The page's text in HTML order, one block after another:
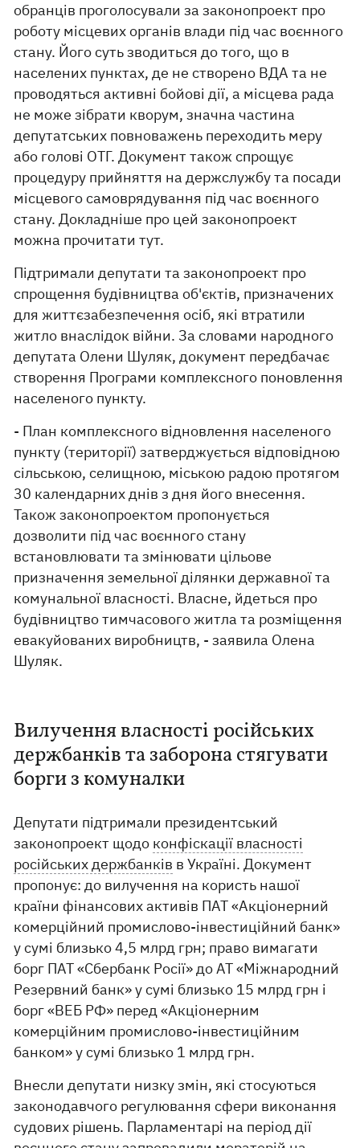
обранців проголосували за законопроект про
роботу місцевих органів влади під час воєнного
стану. Його суть зводиться до того, що в
населених пунктах, де не створено ВДА та не
проводяться активні бойові дії, а місцева рада
не може зібрати кворум, значна частина
депутатських повноважень переходить меру
або голові ОТГ. Документ також спрощує
процедуру прийняття на держслужбу та посади
місцевого самоврядування під час воєнного
стану. Докладніше про цей законопроект
можна прочитати тут.
Підтримали депутати та законопроект про
спрощення будівництва об'єктів, призначених
для життєзабезпечення осіб, які втратили
житло внаслідок війни. За словами народного
депутата Олени Шуляк, документ передбачає
створення Програми комплексного поновлення
населеного пункту.
- План комплексного відновлення населеного
пункту (території) затверджується відповідною
сільською, селищною, міською радою протягом
30 календарних днів з дня його внесення.
Також законопроектом пропонується
дозволити під час воєнного стану
встановлювати та змінювати цільове
призначення земельної ділянки державної та
комунальної власності. Власне, йдеться про
будівництво тимчасового житла та розміщення
евакуйованих виробництв, - заявила Олена
Шуляк.
Вилучення власності російських
держбанків та заборона стягувати
борги з комуналки
Депутати підтримали президентський
законопроект щодо конфіскації власності
російських держбанків в Україні. Документ
пропонує: до вилучення на користь нашої
країни фінансових активів ПАТ «Акціонерний
комерційний промислово-інвестиційний банк»
у сумі близько 4,5 млрд грн; право вимагати
борг ПАТ «Сбербанк Росії» до АТ «Міжнародний
Резервний банк» у сумі близько 15 млрд грн і
борг «ВЕБ РФ» перед «Акціонерним
комерційним промислово-інвестиційним
банком» у сумі близько 1 млрд грн.
Внесли депутати низку змін, які стосуються
законодавчого регулювання сфери виконання
судових рішень. Парламентарі на період дії